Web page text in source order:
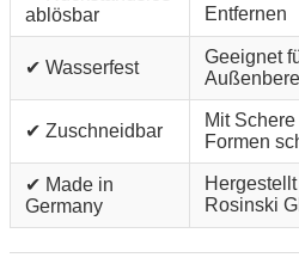
ablösbar
Entfernen
✔ Wasserfest
Geeignet
✔ Zuschneidbar
Mit
Formen
✔ Made in
Germany
Rosinski